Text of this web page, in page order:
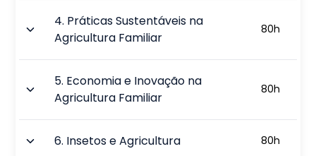
4. Práticas Sustentáveis na
Agricultura Familiar
80h
5. Economia e Inovação na
Agricultura Familiar
80h
6. Insetos e Agricultura 80h